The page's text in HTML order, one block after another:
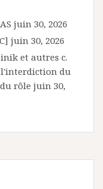
juin 30, 2026
juin 30, 2026
et autres c.
l'interdiction du
rôle juin 30,